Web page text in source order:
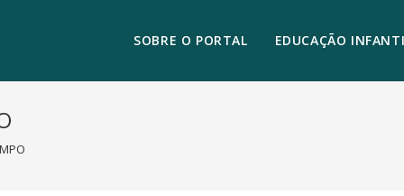
SOBRE O PORTAL EDUCAÇÃO